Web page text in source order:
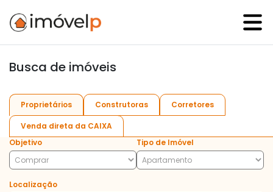
Busca de imóveis
Proprietários Construtoras Corretores
Venda direta da CAIXA
Objetivo
Tipo de Imóvel
Localização